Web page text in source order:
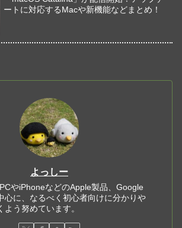
ートに対応するMacや新機能などまとめ！
よっしー
やiPhoneなどのApple製品、Google
心に、なるべく初心者向けに分かりや
よう努めています。